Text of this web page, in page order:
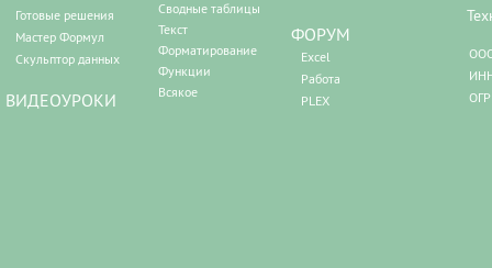
Готовые решения
Мастер Формул
Скульптор данных
ВИДЕОУРОКИ
Сводные таблицы
Текст
Форматирование
Функции
Всякое
ФОРУМ
Excel
Работа
PLEX